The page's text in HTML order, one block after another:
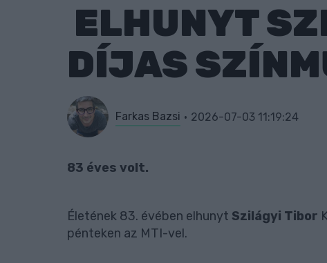
ELHUNYT
DÍJAS
Farkas Bazsi 2026-07-03 11:19:24
83 éves volt.
Életének 83. évében elhunyt Szilágyi Tibor
pénteken az MTI-vel.